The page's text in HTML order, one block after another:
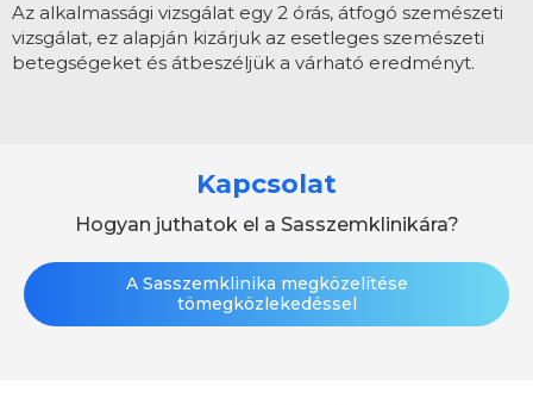
Az alkalmassági vizsgálat egy 2 órás, átfogó szemészeti
vizsgálat, ez alapján kizárjuk az esetleges szemészeti
betegségeket és átbeszéljük a várható eredményt.
Kapcsolat
Hogyan juthatok el a Sasszemklinikára?
A Sasszemklinika megközelítése
tömegközlekedéssel